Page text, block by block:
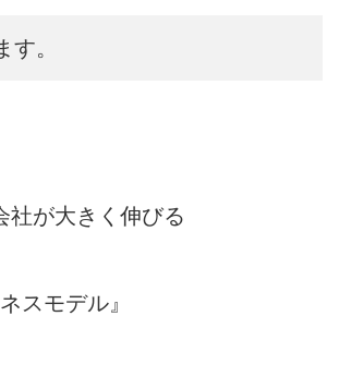
。
社が大きく伸びる
スモデル』